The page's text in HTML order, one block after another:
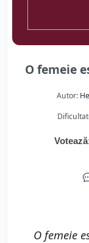
O femeie
Autor:
O femeie